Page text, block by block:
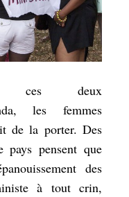
ces deux
les femmes
de la porter. Des
pays pensent que
des
à tout crin,